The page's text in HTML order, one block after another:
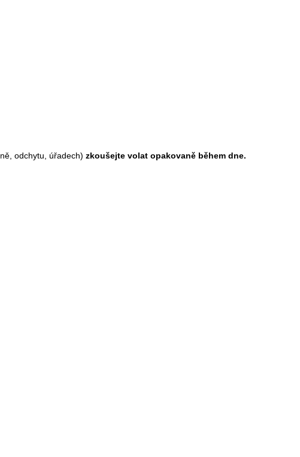
odchytu, úřadech) zkoušejte volat opakovaně během dne.